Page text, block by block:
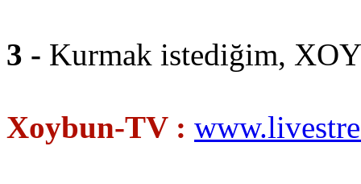
3 - Kurmak istediğim,
Xoybun-TV :